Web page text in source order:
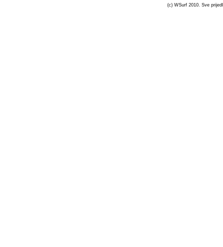
(c) WSurf 2010. Sve